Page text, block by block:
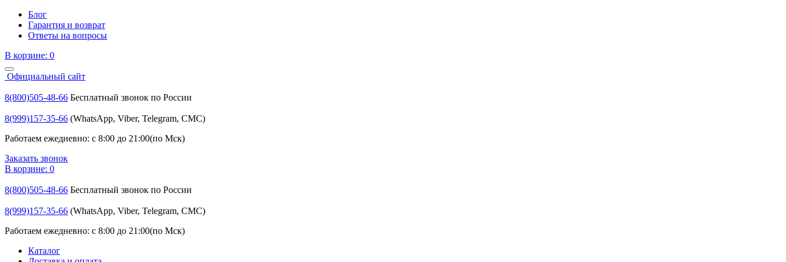
Блог
Гарантия и возврат
Ответы на вопросы
В корзине: 0
Официальный сайт
8(800)505-48-66 Бесплатный звонок по России
8(999)157-35-66 (WhatsApp, Viber, Telegram, СМС)
Работаем ежедневно: с 8:00 до 21:00(по Мск)
Заказать звонок
В корзине: 0
8(800)505-48-66 Бесплатный звонок по России
8(999)157-35-66 (WhatsApp, Viber, Telegram, СМС)
Работаем ежедневно: с 8:00 до 21:00(по Мск)
Каталог